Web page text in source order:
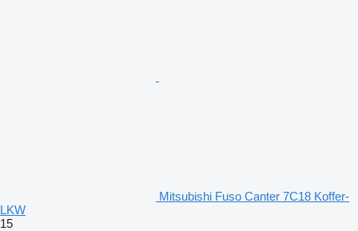
Mitsubishi Fuso Canter 7C18 Koffer-
LKW
15